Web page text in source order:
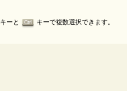
キーと Ctrl キーで複数選択できます。